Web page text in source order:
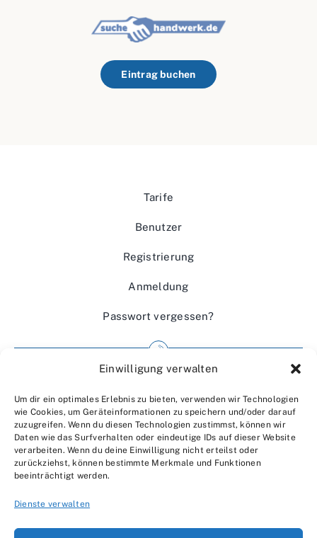
Einwilligung verwalten
Um dir ein optimales Erlebnis zu bieten, verwenden wir Technologien
wie Cookies, um Geräteinformationen zu speichern und/oder darauf
zuzugreifen. Wenn du diesen Technologien zustimmst, können wir
Daten wie das Surfverhalten oder eindeutige IDs auf dieser Website
verarbeiten. Wenn du deine Einwilligung nicht erteilst oder
zurückziehst, können bestimmte Merkmale und Funktionen
beeinträchtigt werden.
Dienste verwalten
Eintrag buchen
Tarife
Benutzer
Registrierung
Anmeldung
Passwort vergessen?
Wir über uns
Kontakt
Datenschutzerklärung